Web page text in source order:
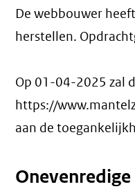
De webbouwer
herstellen.
Op 01-04-2025 zal
https://
aan de